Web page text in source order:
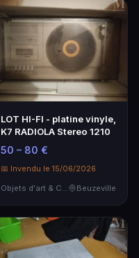
LOT HI-FI - platine vinyle,
K7 RADIOLA Stereo 1210
50 – 80 €
📅 Invendu le 15/06/2026
Objets d'art & Curiosités
Beuzeville